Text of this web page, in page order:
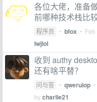
各位大佬，准备
前哪种技术栈比
程序员 • bfox •
lwjlol
收到 authy
还有啥平替？
问与答 • qweruiop •
bycharlie21